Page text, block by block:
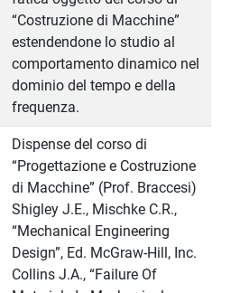
“Costruzione di Macchine”
estendendone lo studio al
comportamento dinamico nel
dominio del tempo e della
frequenza.
Dispense del corso di
“Progettazione e Costruzione
di Macchine” (Prof. Braccesi)
Shigley J.E., Mischke C.R.,
“Mechanical Engineering
Design”, Ed. McGraw-Hill, Inc.
Collins J.A., “Failure Of